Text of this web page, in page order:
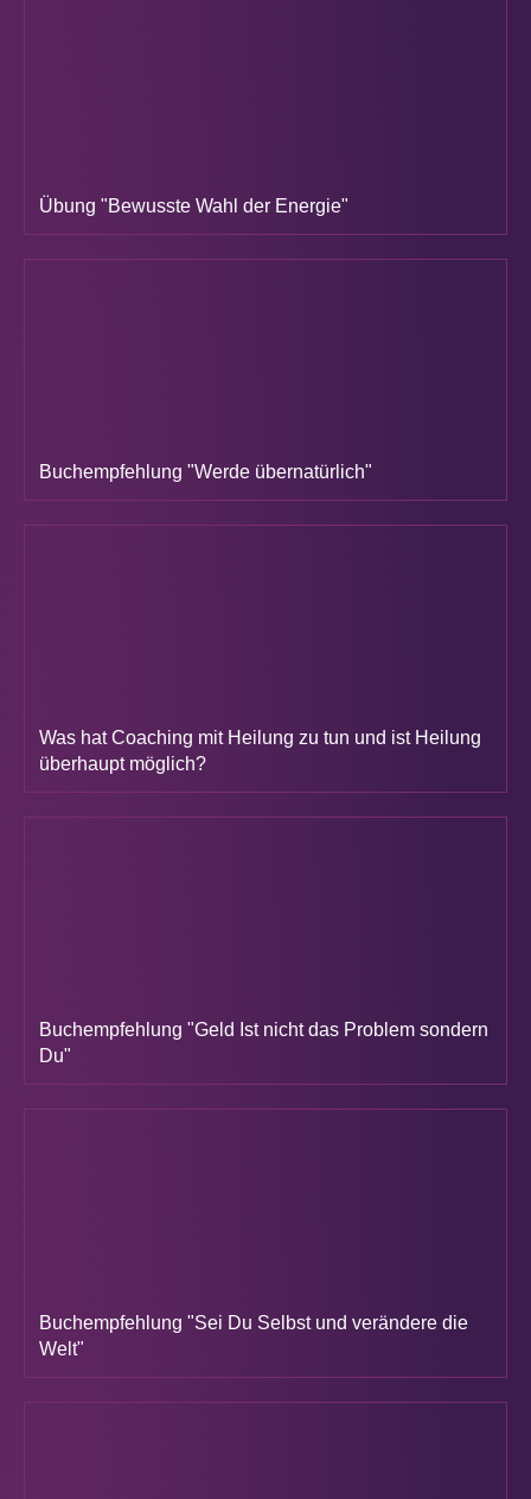
Übung "Bewusste Wahl der Energie"
Buchempfehlung "Werde übernatürlich"
Was hat Coaching mit Heilung zu tun und ist Heilung
überhaupt möglich?
Buchempfehlung "Geld Ist nicht das Problem sondern
Du"
Buchempfehlung "Sei Du Selbst und verändere die
Welt"